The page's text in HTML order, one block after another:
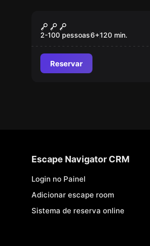
Novo
Sintra Treasure Hunt
2-100 pessoas6+120 min.
Reservar
Escape Navigator CRM
Login no Painel
Adicionar escape room
Sistema de reserva online